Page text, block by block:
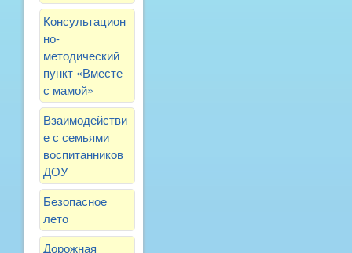
Консультацион
но-
методический
пункт «Вместе
с мамой»
Взаимодействи
е с семьями
воспитанников
ДОУ
Безопасное
лето
Дорожная